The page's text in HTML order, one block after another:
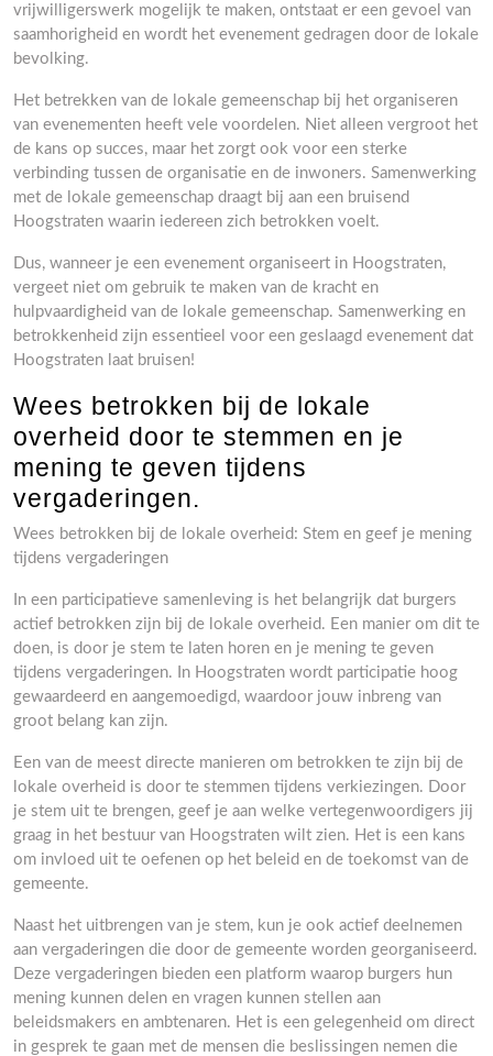
vrijwilligerswerk mogelijk te maken, ontstaat er een gevoel van
saamhorigheid en wordt het evenement gedragen door de lokale
bevolking.
Het betrekken van de lokale gemeenschap bij het organiseren
van evenementen heeft vele voordelen. Niet alleen vergroot het
de kans op succes, maar het zorgt ook voor een sterke
verbinding tussen de organisatie en de inwoners. Samenwerking
met de lokale gemeenschap draagt bij aan een bruisend
Hoogstraten waarin iedereen zich betrokken voelt.
Dus, wanneer je een evenement organiseert in Hoogstraten,
vergeet niet om gebruik te maken van de kracht en
hulpvaardigheid van de lokale gemeenschap. Samenwerking en
betrokkenheid zijn essentieel voor een geslaagd evenement dat
Hoogstraten laat bruisen!
Wees betrokken bij de lokale
overheid door te stemmen en je
mening te geven tijdens
vergaderingen.
Wees betrokken bij de lokale overheid: Stem en geef je mening
tijdens vergaderingen
In een participatieve samenleving is het belangrijk dat burgers
actief betrokken zijn bij de lokale overheid. Een manier om dit te
doen, is door je stem te laten horen en je mening te geven
tijdens vergaderingen. In Hoogstraten wordt participatie hoog
gewaardeerd en aangemoedigd, waardoor jouw inbreng van
groot belang kan zijn.
Een van de meest directe manieren om betrokken te zijn bij de
lokale overheid is door te stemmen tijdens verkiezingen. Door
je stem uit te brengen, geef je aan welke vertegenwoordigers jij
graag in het bestuur van Hoogstraten wilt zien. Het is een kans
om invloed uit te oefenen op het beleid en de toekomst van de
gemeente.
Naast het uitbrengen van je stem, kun je ook actief deelnemen
aan vergaderingen die door de gemeente worden georganiseerd.
Deze vergaderingen bieden een platform waarop burgers hun
mening kunnen delen en vragen kunnen stellen aan
beleidsmakers en ambtenaren. Het is een gelegenheid om direct
in gesprek te gaan met de mensen die beslissingen nemen die